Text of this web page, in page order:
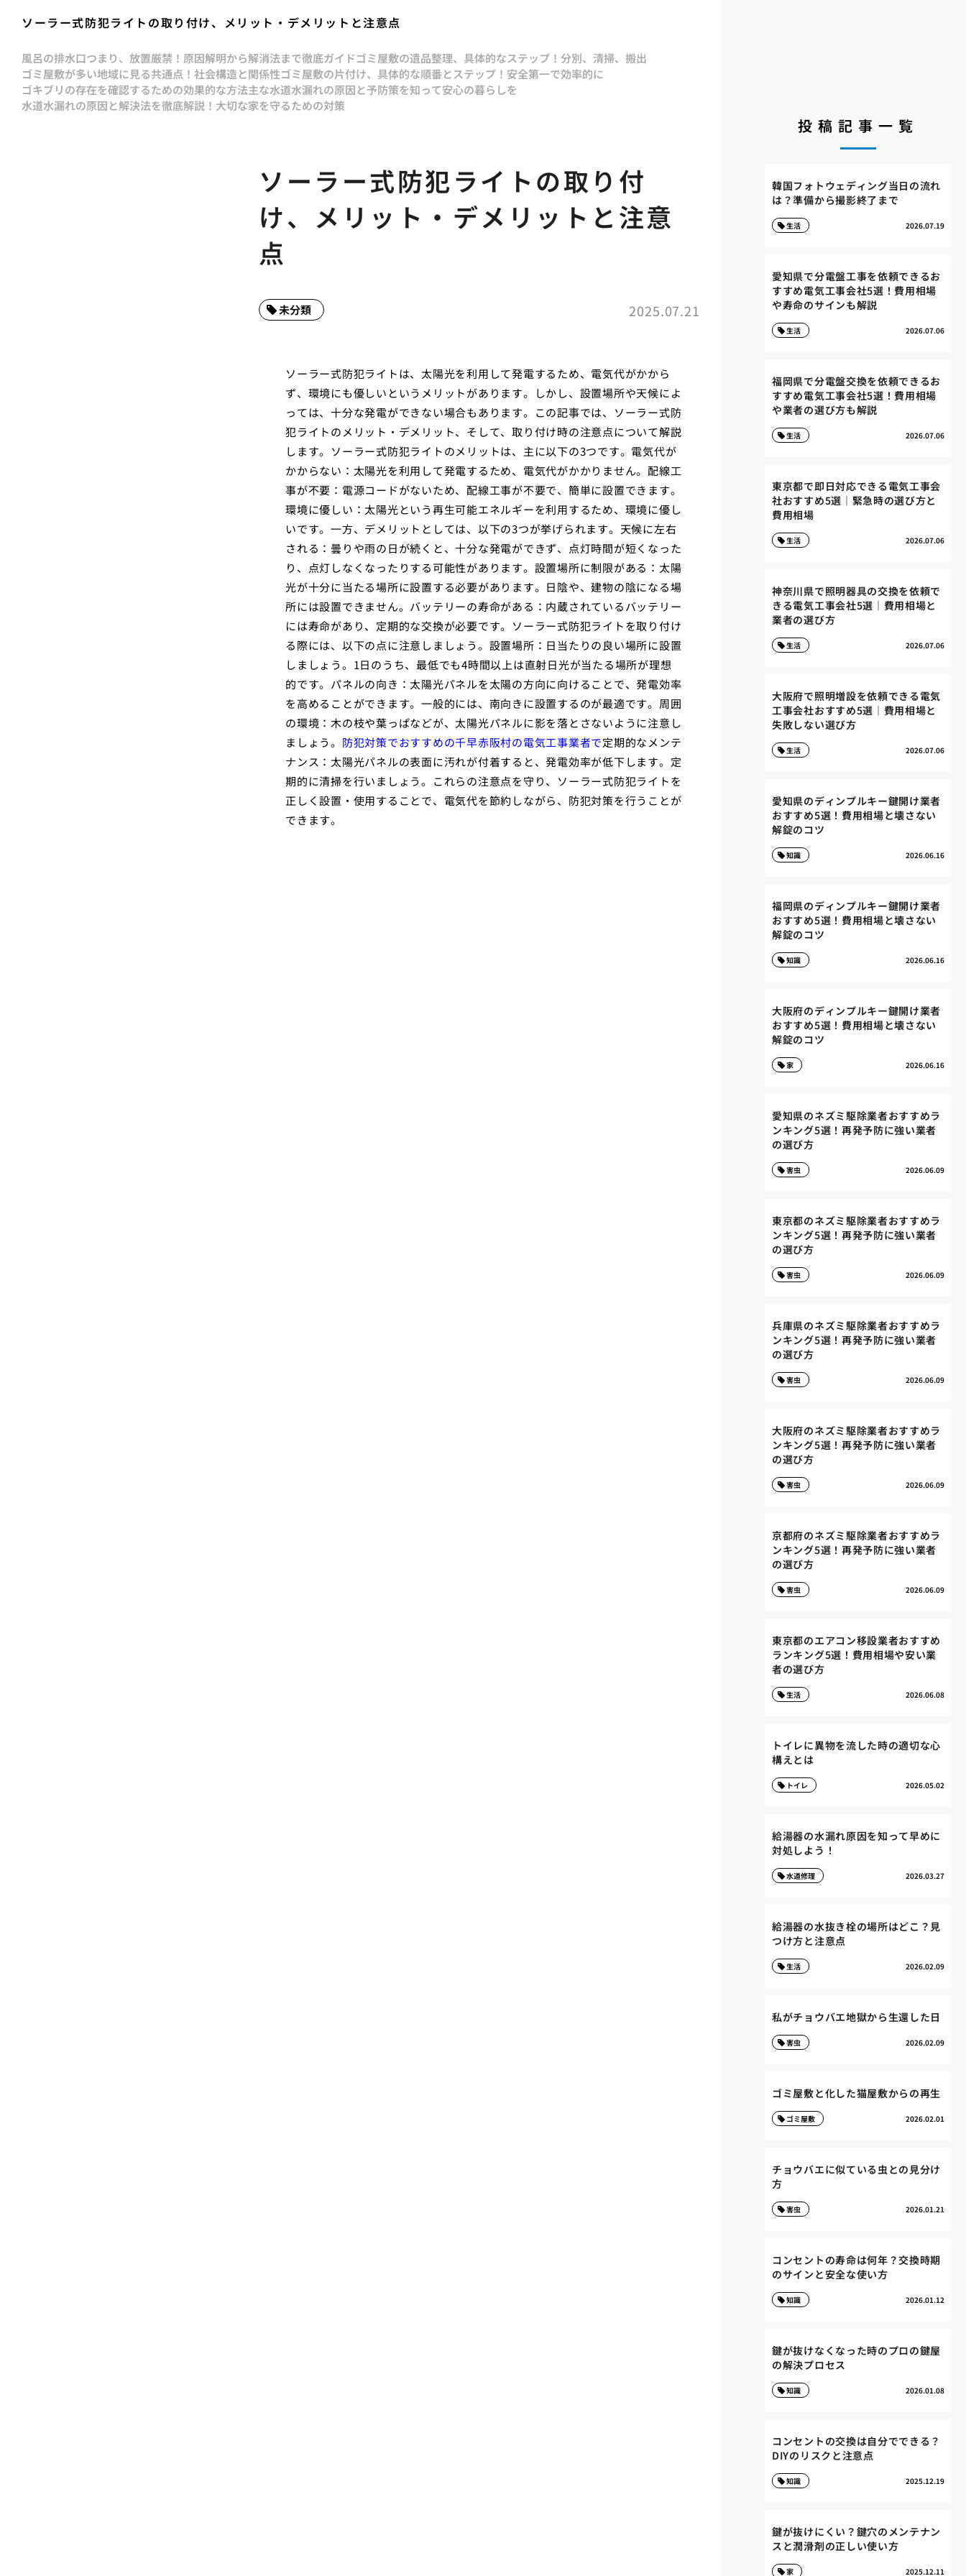
ソーラー式防犯ライトの取り付け、メリット・デメリットと注意点
風呂の排水口つまり、放置厳禁！原因解明から解消法まで徹底ガイドゴミ屋敷の遺品整理、具体的なステップ！分別、清掃、搬出
ゴミ屋敷が多い地域に見る共通点！社会構造と関係性ゴミ屋敷の片付け、具体的な順番とステップ！安全第一で効率的に
ゴキブリの存在を確認するための効果的な方法主な水道水漏れの原因と予防策を知って安心の暮らしを
水道水漏れの原因と解決法を徹底解説！大切な家を守るための対策
ソーラー式防犯ライトの取り付
け、メリット・デメリットと注意
点
2025.07.21
未分類
ソーラー式防犯ライトは、太陽光を利用して発電するため、電気代がかから
ず、環境にも優しいというメリットがあります。しかし、設置場所や天候によ
っては、十分な発電ができない場合もあります。この記事では、ソーラー式防
犯ライトのメリット・デメリット、そして、取り付け時の注意点について解説
します。ソーラー式防犯ライトのメリットは、主に以下の3つです。電気代が
かからない：太陽光を利用して発電するため、電気代がかかりません。配線工
事が不要：電源コードがないため、配線工事が不要で、簡単に設置できます。
環境に優しい：太陽光という再生可能エネルギーを利用するため、環境に優し
いです。一方、デメリットとしては、以下の3つが挙げられます。天候に左右
される：曇りや雨の日が続くと、十分な発電ができず、点灯時間が短くなった
り、点灯しなくなったりする可能性があります。設置場所に制限がある：太陽
光が十分に当たる場所に設置する必要があります。日陰や、建物の陰になる場
所には設置できません。バッテリーの寿命がある：内蔵されているバッテリー
には寿命があり、定期的な交換が必要です。ソーラー式防犯ライトを取り付け
る際には、以下の点に注意しましょう。設置場所：日当たりの良い場所に設置
しましょう。1日のうち、最低でも4時間以上は直射日光が当たる場所が理想
的です。パネルの向き：太陽光パネルを太陽の方向に向けることで、発電効率
を高めることができます。一般的には、南向きに設置するのが最適です。周囲
の環境：木の枝や葉っぱなどが、太陽光パネルに影を落とさないように注意し
ましょう。 防犯対策でおすすめの千早赤阪村の電気工事業者で定期的なメンテ
ナンス：太陽光パネルの表面に汚れが付着すると、発電効率が低下します。定
期的に清掃を行いましょう。これらの注意点を守り、ソーラー式防犯ライトを
正しく設置・使用することで、電気代を節約しながら、防犯対策を行うことが
できます。
投稿記事一覧
韓国フォトウェディング当日の流れ
は？準備から撮影終了まで
2026.07.19
生活
愛知県で分電盤工事を依頼できるお
すすめ電気工事会社5選！費用相場
や寿命のサインも解説
2026.07.06
生活
福岡県で分電盤交換を依頼できるお
すすめ電気工事会社5選！費用相場
や業者の選び方も解説
2026.07.06
生活
東京都で即日対応できる電気工事会
社おすすめ5選｜緊急時の選び方と
費用相場
2026.07.06
生活
神奈川県で照明器具の交換を依頼で
きる電気工事会社5選｜費用相場と
業者の選び方
2026.07.06
生活
大阪府で照明増設を依頼できる電気
工事会社おすすめ5選｜費用相場と
失敗しない選び方
2026.07.06
生活
愛知県のディンプルキー鍵開け業者
おすすめ5選！費用相場と壊さない
解錠のコツ
2026.06.16
知識
福岡県のディンプルキー鍵開け業者
おすすめ5選！費用相場と壊さない
解錠のコツ
2026.06.16
知識
大阪府のディンプルキー鍵開け業者
おすすめ5選！費用相場と壊さない
解錠のコツ
2026.06.16
家
愛知県のネズミ駆除業者おすすめラ
ンキング5選！再発予防に強い業者
の選び方
2026.06.09
害虫
東京都のネズミ駆除業者おすすめラ
ンキング5選！再発予防に強い業者
の選び方
2026.06.09
害虫
兵庫県のネズミ駆除業者おすすめラ
ンキング5選！再発予防に強い業者
の選び方
2026.06.09
害虫
大阪府のネズミ駆除業者おすすめラ
ンキング5選！再発予防に強い業者
の選び方
2026.06.09
害虫
京都府のネズミ駆除業者おすすめラ
ンキング5選！再発予防に強い業者
の選び方
2026.06.09
害虫
東京都のエアコン移設業者おすすめ
ランキング5選！費用相場や安い業
者の選び方
2026.06.08
生活
トイレに異物を流した時の適切な心
構えとは
2026.05.02
トイレ
給湯器の水漏れ原因を知って早めに
対処しよう！
2026.03.27
水道修理
給湯器の水抜き栓の場所はどこ？見
つけ方と注意点
2026.02.09
生活
私がチョウバエ地獄から生還した日
2026.02.09
害虫
ゴミ屋敷と化した猫屋敷からの再生
2026.02.01
ゴミ屋敷
チョウバエに似ている虫との見分け
方
2026.01.21
害虫
コンセントの寿命は何年？交換時期
のサインと安全な使い方
2026.01.12
知識
鍵が抜けなくなった時のプロの鍵屋
の解決プロセス
2026.01.08
知識
コンセントの交換は自分でできる？
DIYのリスクと注意点
2025.12.19
知識
鍵が抜けにくい？鍵穴のメンテナン
スと潤滑剤の正しい使い方
2025.12.11
家